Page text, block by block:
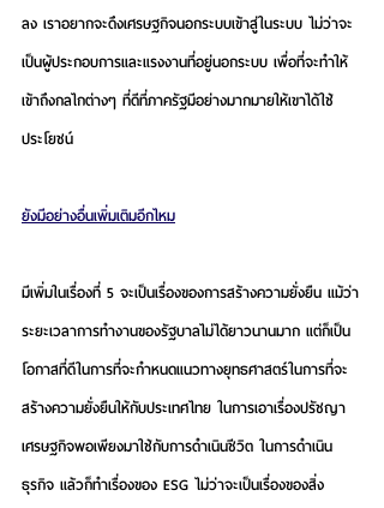
ลง เราอยากจะดึงเศรษฐกิจนอกระบบเข้าสู่ในระบบ ไม่ว่าจะ
เป็นผู้ประกอบการและแรงงานที่อยู่นอกระบบ เพื่อที่จะทำให้
เข้าถึงกลไกต่างๆ ที่ดีที่ภาครัฐมีอย่างมากมายให้เขาได้ใช้
ประโยชน์
ยังมีอย่างอื่นเพิ่มเติมอีกไหม
มีเพิ่มในเรื่องที่ 5 จะเป็นเรื่องของการสร้างความยั่งยืน แม้ว่า
ระยะเวลาการทำงานของรัฐบาลไม่ได้ยาวนานมาก แต่ก็เป็น
โอกาสที่ดีในการที่จะกำหนดแนวทางยุทธศาสตร์ในการที่จะ
สร้างความยั่งยืนให้กับประเทศไทย ในการเอาเรื่องปรัชญา
เศรษฐกิจพอเพียงมาใช้กับการดำเนินชีวิต ในการดำเนิน
ธุรกิจ แล้วก็ทำเรื่องของ ESG ไม่ว่าจะเป็นเรื่องของสิ่ง